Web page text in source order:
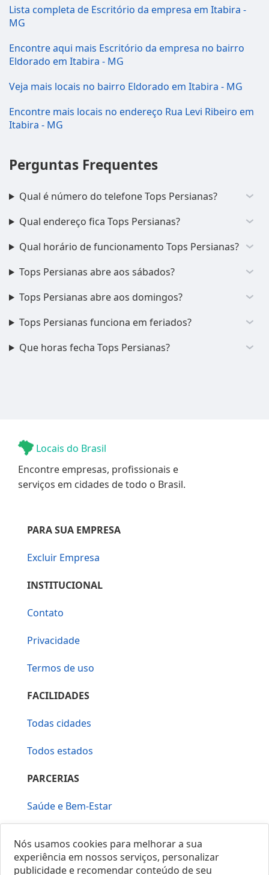
Lista completa de Escritório da empresa em Itabira -
MG
Encontre aqui mais Escritório da empresa no bairro
Eldorado em Itabira - MG
Veja mais locais no bairro Eldorado em Itabira - MG
Encontre mais locais no endereço Rua Levi Ribeiro em
Itabira - MG
Perguntas Frequentes
Qual é número do telefone Tops Persianas?
Qual endereço fica Tops Persianas?
Qual horário de funcionamento Tops Persianas?
Tops Persianas abre aos sábados?
Tops Persianas abre aos domingos?
Tops Persianas funciona em feriados?
Que horas fecha Tops Persianas?
Locais do Brasil
Encontre empresas, profissionais e
serviços em cidades de todo o Brasil.
PARA SUA EMPRESA
Excluir Empresa
INSTITUCIONAL
Contato
Privacidade
Termos de uso
FACILIDADES
Todas cidades
Todos estados
PARCERIAS
Saúde e Bem-Estar
Nós usamos cookies para melhorar a sua
experiência em nossos serviços, personalizar
publicidade e recomendar conteúdo de seu